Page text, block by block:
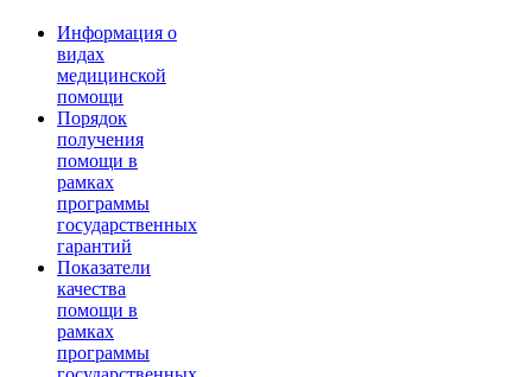
Информация о
видах
медицинской
помощи
Порядок
получения
помощи в
рамках
программы
государственных
гарантий
Показатели
качества
помощи в
рамках
программы